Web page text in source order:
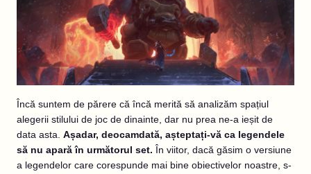
Încă suntem de părere că încă merită să analizăm spațiul
alegerii stilului de joc de dinainte, dar nu prea ne-a ieșit de
data asta. Așadar, deocamdată, așteptați-vă ca legendele
să nu apară în următorul set. În viitor, dacă găsim o versiune
a legendelor care corespunde mai bine obiectivelor noastre, s-